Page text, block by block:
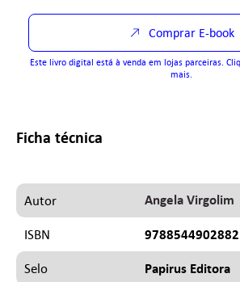
Comprar E-book
Este livro digital está à venda em lojas parceiras.
mais.
Ficha técnica
Autor Angela Virgolim
ISBN 9788544902882
Selo Papirus Editora